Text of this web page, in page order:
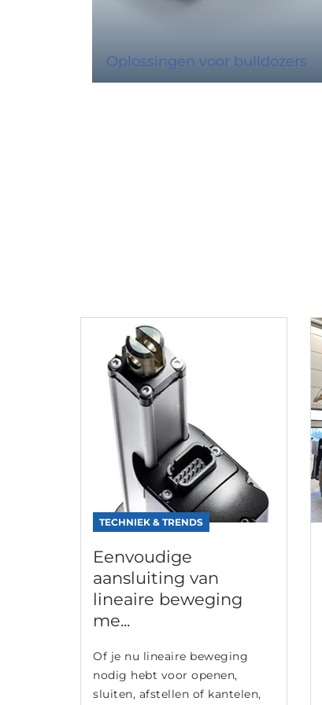
Oplossingen voor bulldozers
TECHNIEK & TRENDS
Eenvoudige
aansluiting van
lineaire beweging
me...
Of je nu lineaire beweging
nodig hebt voor openen,
sluiten, afstellen of kantelen,